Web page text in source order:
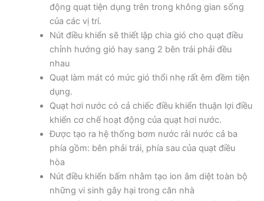
động quạt tiện dụng trên trong không gian sống
của các vị trí.
Nút điều khiển sẽ thiết lập chia gió cho quạt điều
chỉnh hướng gió hay sang 2 bên trái phải đều
nhau
Quạt làm mát có mức gió thổi nhẹ rất êm đềm tiện
dụng.
Quạt hơi nước có cả chiếc điều khiển thuận lợi điều
khiển cơ chế hoạt động của quạt hơi nước.
Được tạo ra hệ thống bơm nước rải nước cả ba
phía gồm: bên phải trái, phía sau của quạt điều
hòa
Nút điều khiển bấm nhằm tạo ion âm diệt toàn bộ
những vi sinh gây hại trong căn nhà